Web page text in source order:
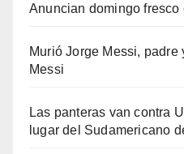
Anuncian domingo
Murió Jorge Messi, padre
Messi
Las panteras van contra
lugar del Sudamericano